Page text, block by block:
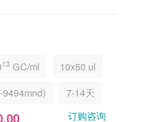
13 GC/ml
10x50 ul
7-14天
订购咨询